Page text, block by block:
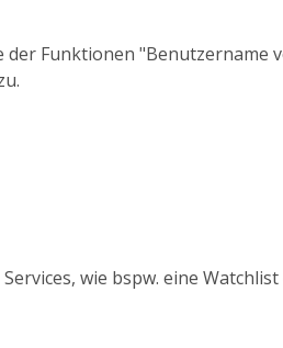
Funktionen "Benutzername
wie bspw. eine